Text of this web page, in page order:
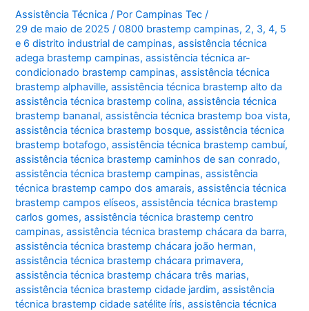
Assistência Técnica / PorCampinas Tec/
29 de maio de 2025 /0800 brastemp campinas, 2, 3,4, 5
e 6 distrito industrial de campinas,assistência técnica
adega brastemp campinas,assistência técnica ar-
condicionado brastemp campinas,assistência técnica
brastemp alphaville,assistência técnica brastemp alto da
assistência técnica brastemp colina,assistência técnica
brastemp bananal,assistência técnica brastemp boa vista,
assistência técnica brastemp bosque,assistência técnica
brastemp botafogo,assistência técnica brastemp cambuí,
assistência técnica brastemp caminhos de san conrado,
assistência técnica brastemp campinas,assistência
técnica brastemp campo dos amarais,assistência técnica
brastemp campos elíseos,assistência técnica brastemp
carlos gomes,assistência técnica brastemp centro
campinas,assistência técnica brastemp chácara da barra,
assistência técnica brastemp chácara joão herman,
assistência técnica brastemp chácara primavera,
assistência técnica brastemp chácara três marias,
assistência técnica brastemp cidade jardim,assistência
técnica brastemp cidade satélite íris,assistência técnica